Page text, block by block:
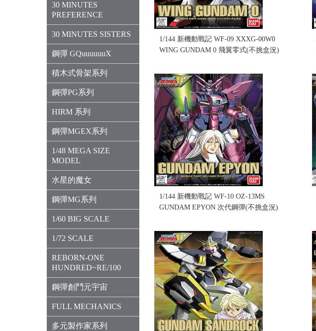
30 MINUTES
PREFERENCE
30 MINUTES SISTERS
鋼彈 GQuuuuuuX
積木式骨架系列
鋼彈PG系列
HIRM 系列
鋼彈MGEX系列
1/48 MEGA SIZE
MODEL
水星的魔女
鋼彈MG系列
1/60 BIG SCALE
1/72 SCALE
REBORN-ONE
HUNDRED~RE/100
鋼彈創鬥元宇宙
FULL MECHANICS
多元製作家系列
1/144 新機動戰記 WF-09 XXXG-00W0
WING GUNDAM 0 飛翼零式(不挑盒況)
售價:0
1/144 新機動戰記 WF-10 OZ-13MS
GUNDAM EPYON 次代鋼彈(不挑盒況)
售價:0